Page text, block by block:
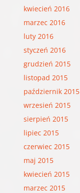
kwiecień 2016
marzec 2016
luty 2016
styczeń 2016
grudzień 2015
listopad 2015
październik 2015
wrzesień 2015
sierpień 2015
lipiec 2015
czerwiec 2015
maj 2015
kwiecień 2015
marzec 2015